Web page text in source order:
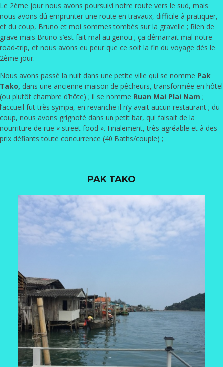
Le 2ème jour nous avons poursuivi notre route vers le sud, mais
nous avons dû emprunter une route en travaux, difficile à pratiquer,
et du coup, Bruno et moi sommes tombés sur la gravelle ; Rien de
grave mais Bruno s’est fait mal au genou ; ça démarrait mal notre
road-trip, et nous avons eu peur que ce soit la fin du voyage dès le
2ème jour.
Nous avons passé la nuit dans une petite ville qui se nomme Pak
Tako, dans une ancienne maison de pêcheurs, transformée en hôtel
(ou plutôt chambre d’hôte) ; il se nomme Ruan Mai Plai Nam ;
l’accueil fut très sympa, en revanche il n’y avait aucun restaurant ; du
coup, nous avons grignoté dans un petit bar, qui faisait de la
nourriture de rue « street food ». Finalement, très agréable et à des
prix défiants toute concurrence (40 Baths/couple) ;
PAK TAKO